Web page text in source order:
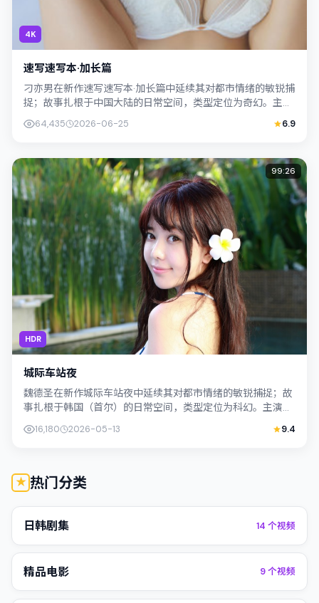
4K
速写速写本·加长篇
刁亦男在新作速写速写本·加长篇中延续其对都市情绪的敏锐捕
捉；故事扎根于中国大陆的日常空间，类型定位为奇幻。主演
柯震东、桥本爱以克制表演撑起情感内...
64,435 2026-06-25 6.9
HDR
99:26
城际车站夜
魏德圣在新作城际车站夜中延续其对都市情绪的敏锐捕捉；故
事扎根于韩国（首尔）的日常空间，类型定位为科幻。主演张
16,180 2026-05-13 9.4
热门分类
日韩剧集 14 个视频
精品电影 9个视频